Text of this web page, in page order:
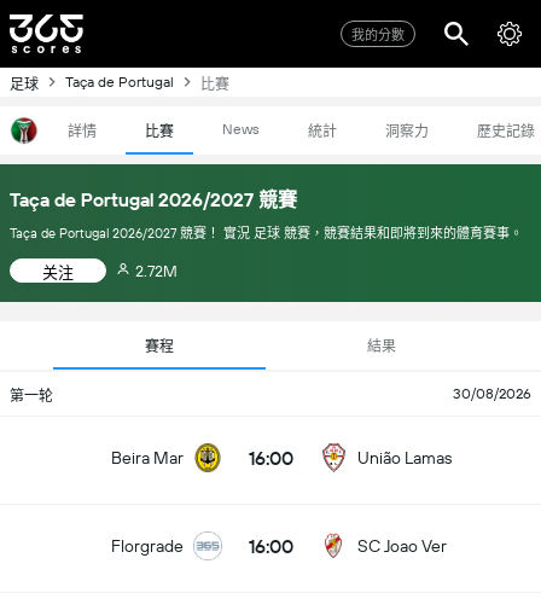
我的分數
足球 Taça de Portugal 比賽
詳情 比賽 News 統計 洞察力 歷史記錄
Taça de Portugal 2026/2027 競賽
Taça de Portugal 2026/2027 競賽！ 實況 足球 競賽，競賽結果和即將到來的體育賽事。
关注 2.72M
賽程 結果
第一轮 30/08/2026
Beira Mar 16:00 União Lamas
Florgrade 16:00 SC Joao Ver